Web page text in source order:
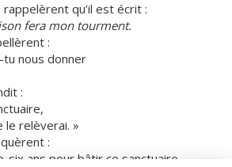
qu’il est écrit :
fera mon tourment.
:
tu nous donner
:
relèverai. »
:
six ans pour bâtir ce sanctuaire,